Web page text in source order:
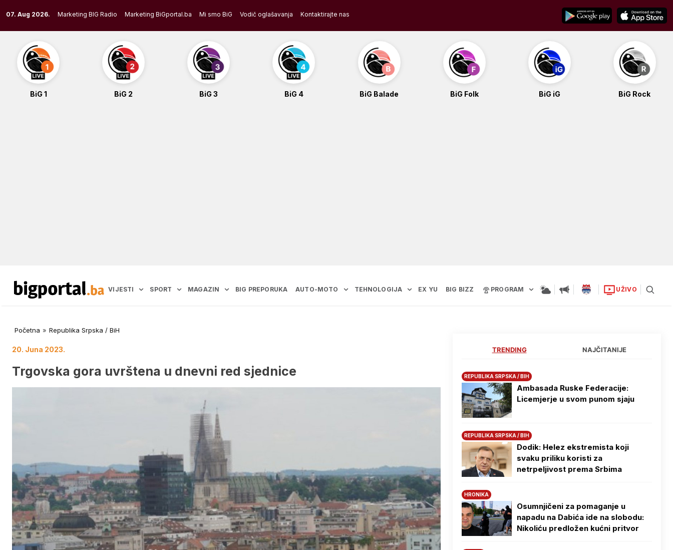
to
content
07. Aug 2026. Marketing BIG Radio Marketing BiGportal.ba Mi smo BiG Vodič oglašavanja Kontaktirajte nas
BiG 1 BiG 2 BiG 3 BiG 4 BiG Balade BiG Folk BiG iG BiG Rock
VIJESTI SPORT MAGAZIN BIG PREPORUKA AUTO-MOTO TEHNOLOGIJA EX YU BIG BIZZ PROGRAM UŽIVO
Početna » Republika Srpska / BiH
20. Juna 2023.
Trgovska gora uvrštena u dnevni red sjednice
TRENDING NAJČITANIJE
REPUBLIKA SRPSKA / BIH
Ambasada Ruske Federacije:
Licemjerje u svom punom sjaju
REPUBLIKA SRPSKA / BIH
Dodik: Helez ekstremista koji
svaku priliku koristi za
netrpeljivost prema Srbima
HRONIKA
Osumnjičeni za pomaganje u
napadu na Dabića ide na slobodu:
Nikoliću predložen kućni pritvor